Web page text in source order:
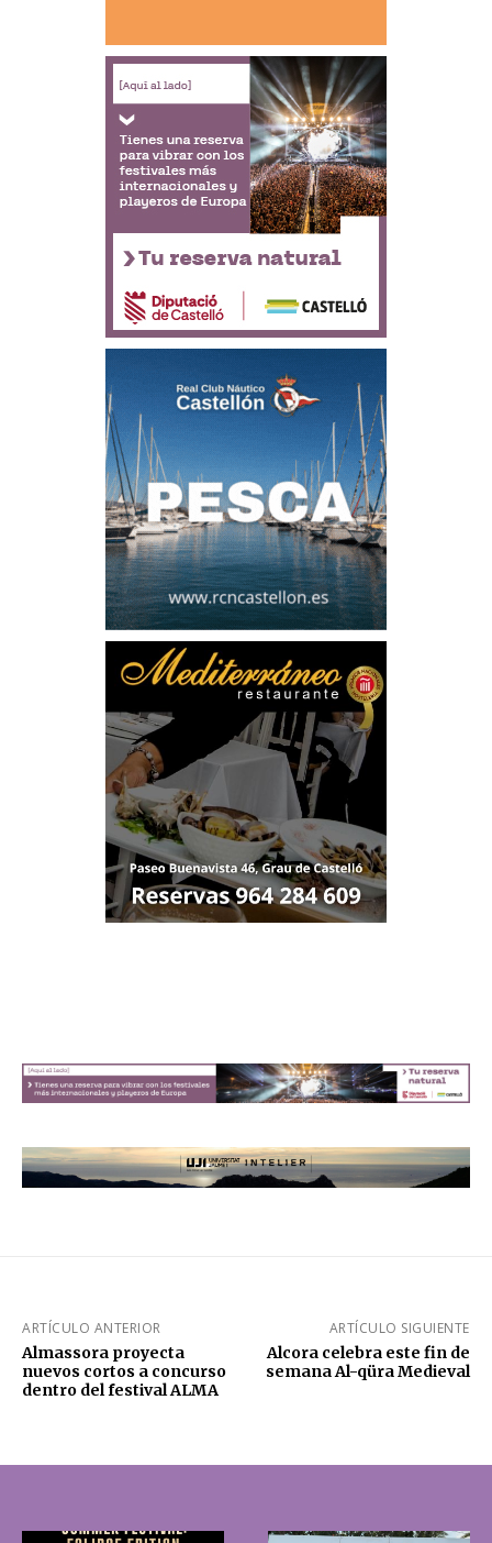
ARTÍCULO ANTERIOR
Almassora proyecta
nuevos cortos a concurso
dentro del festival ALMA
ARTÍCULO SIGUIENTE
Alcora celebra este fin de
semana Al-qüra Medieval